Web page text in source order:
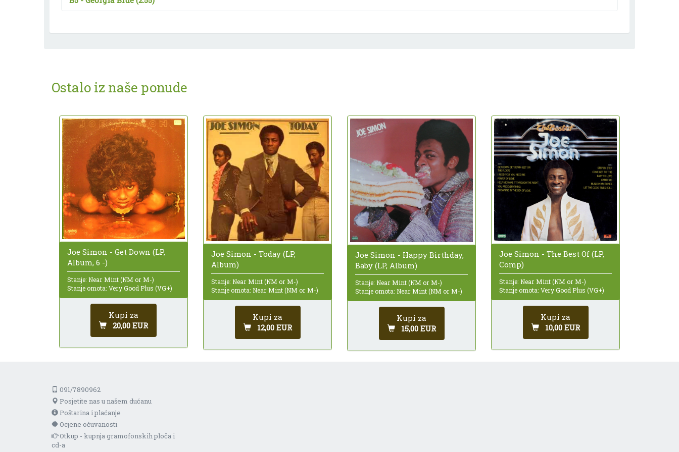
Ostalo iz naše ponude
Joe Simon - Get Down (LP,
Album, 6 -)
Stanje: Near Mint (NM or M-)
Stanje omota: Very Good Plus (VG+)
Kupi za
20,00 EUR
Joe Simon - Today (LP,
Album)
Stanje: Near Mint (NM or M-)
Stanje omota: Near Mint (NM or M-)
Kupi za
12,00 EUR
Joe Simon - Happy Birthday,
Baby (LP, Album)
Stanje: Near Mint (NM or M-)
Stanje omota: Near Mint (NM or M-)
Kupi za
15,00 EUR
Joe Simon - The Best Of (LP,
Comp)
Stanje: Near Mint (NM or M-)
Stanje omota: Very Good Plus (VG+)
Kupi za
10,00 EUR
091/7890962
Posjetite nas u našem dućanu
Poštarina i plaćanje
Ocjene očuvanosti
Otkup - kupnja gramofonskih ploča i
cd-a